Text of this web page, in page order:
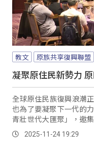
教文 原族共享復興聯盟
凝聚原住民新勢力
全球原住民族復興浪潮
也為了要凝聚下一代的
青壯世代大匯聚」，邀
過分享願景，一同為族群
2025-11-24 19:29